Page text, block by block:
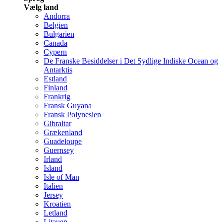
Vælg land
Andorra
Belgien
Bulgarien
Canada
Cypern
De Franske Besiddelser i Det Sydlige Indiske Ocean og
Antarktis
Estland
Finland
Frankrig
Fransk Guyana
Fransk Polynesien
Gibraltar
Grækenland
Guadeloupe
Guernsey
Irland
Island
Isle of Man
Italien
Jersey
Kroatien
Letland